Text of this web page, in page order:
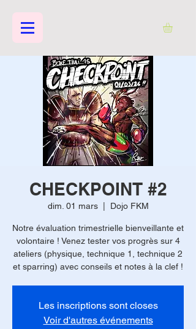
CHECKPOINT #2
dim. 01 mars
  |
Dojo FKM
Notre évaluation trimestrielle bienveillante et
volontaire ! Venez tester vos progrès sur 4
ateliers (physique, technique 1, technique 2
et sparring) avec conseils et notes à la clef !
Les inscriptions sont closes
Voir d'autres événements